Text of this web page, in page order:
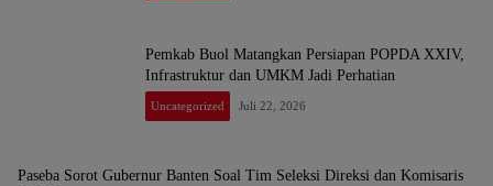
Pemkab Buol Matangkan Persiapan POPDA XXIV,
Infrastruktur dan UMKM Jadi Perhatian
Uncategorized Juli 22, 2026
Paseba Sorot Gubernur Banten Soal Tim Seleksi Direksi dan Komisaris